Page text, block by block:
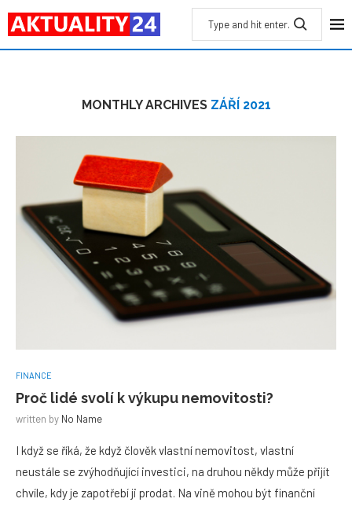
MONTHLY ARCHIVES ZÁŘÍ 2021
FINANCE
Proč lidé svolí k výkupu nemovitosti?
written by No Name
I když se říká, že když člověk vlastní nemovitost, vlastní
neustále se zvýhodňující investici, na druhou někdy může přijít
chvíle, kdy je zapotřebí ji prodat. Na vině mohou být finanční